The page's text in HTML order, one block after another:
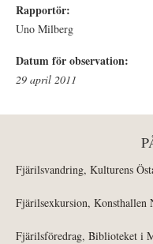
Rapportör:
Uno Milberg
Datum för observation:
29 april 2011
Fjärilsvandring, Kulturens
Fjärilsexkursion,
Fjärilsföredrag, Biblioteket i